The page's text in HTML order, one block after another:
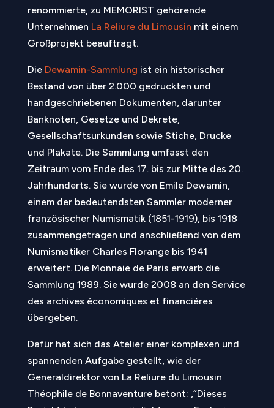
renommierte, zu MEMORIST gehörende
Unternehmen La Reliure du Limousin mit einem
Großprojekt beauftragt.
Die Dewamin-Sammlung ist ein historischer
Bestand von über 2.000 gedruckten und
handgeschriebenen Dokumenten, darunter
Banknoten, Gesetze und Dekrete,
Gesellschaftsurkunden sowie Stiche, Drucke
und Plakate. Die Sammlung umfasst den
Zeitraum vom Ende des 17. bis zur Mitte des 20.
Jahrhunderts. Sie wurde von Emile Dewamin,
einem der bedeutendsten Sammler moderner
französischer Numismatik (1851-1919), bis 1918
zusammengetragen und anschließend von dem
Numismatiker Charles Florange bis 1941
erweitert. Die Monnaie de Paris erwarb die
Sammlung 1989. Sie wurde 2008 an den Service
des archives économiques et financières
übergeben.
Dafür hat sich das Atelier einer komplexen und
spannenden Aufgabe gestellt, wie der
Generaldirektor von La Reliure du Limousin
Théophile de Bonnaventure betont: ‚“Dieses